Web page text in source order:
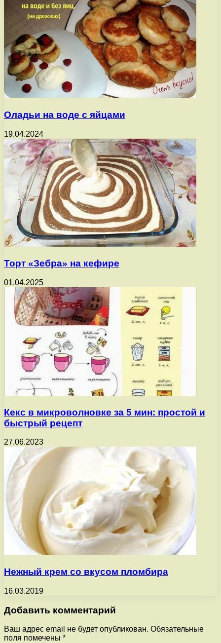
Оладьи на воде с яйцами
19.04.2024
Торт «Зебра» на кефире
01.04.2025
Кекс в микроволновке за 5 мин: простой и
быстрый рецепт
27.06.2023
Нежный крем со вкусом пломбира
16.03.2019
Добавить комментарий
Ваш адрес email не будет опубликован. Обязательные
поля помечены *